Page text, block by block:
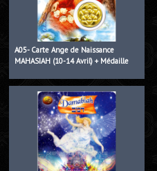
A05- Carte Ange de Naissance
MAHASIAH (10-14 Avril) + Médaille